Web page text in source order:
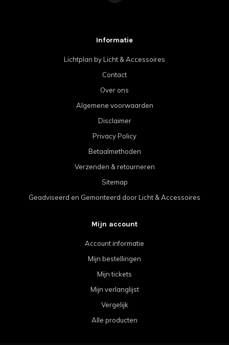
Informatie
Lichtplan by Licht & Accessoires
Contact
Over ons
Algemene voorwaarden
Disclaimer
Privacy Policy
Betaalmethoden
Verzenden & retourneren
Sitemap
Geadviseerd en Gemonteerd door Licht & Accessoires
Mijn account
Account informatie
Mijn bestellingen
Mijn tickets
Mijn verlanglijst
Vergelijk
Alle producten